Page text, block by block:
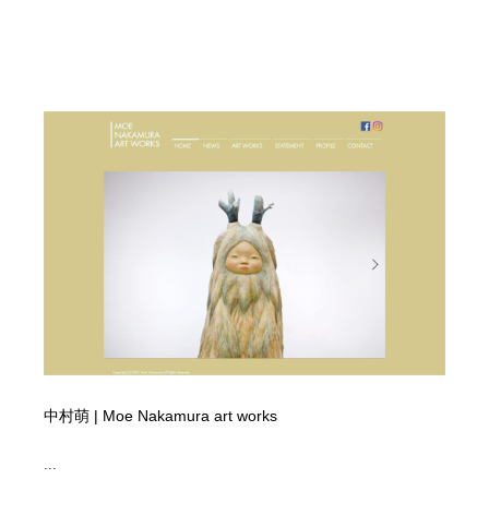
中村萌 | Moe Nakamura art works
...